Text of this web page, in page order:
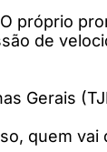
próprio
de
Gerais
quem vai